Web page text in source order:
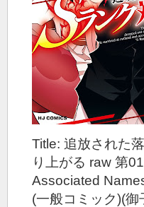
Title: 追放された
り上がる raw 第
Associated
(一般コミック)(